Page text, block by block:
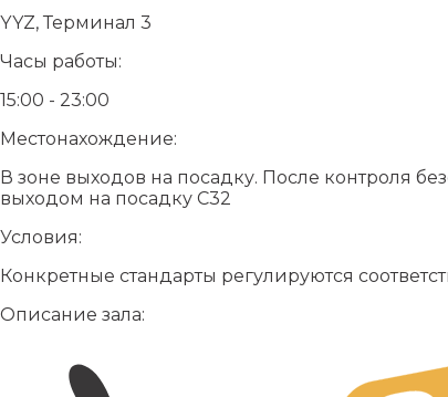
YYZ, Терминал 3
Часы работы:
15:00 - 23:00
Местонахождение:
В зоне выходов на посадку. После контроля
выходом на посадку С32
Условия:
Конкретные стандарты регулируются
Описание зала: